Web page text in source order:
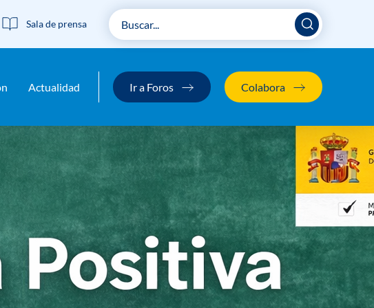
Actualidad Ir a Foros Colabora
Sala de prensa
para docentes